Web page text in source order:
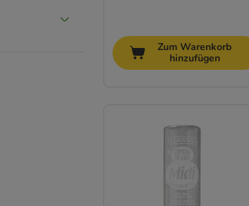
Zum Warenkorb
hinzufügen